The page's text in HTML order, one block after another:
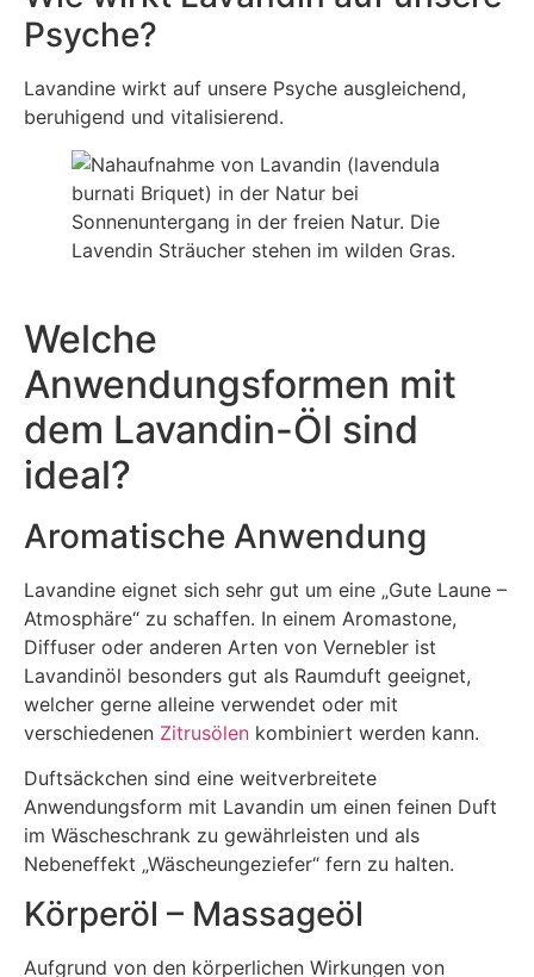
Psyche?
Lavandine wirkt auf unsere Psyche ausgleichend,
beruhigend und vitalisierend.
Welche
Anwendungsformen mit
dem Lavandin-Öl sind
ideal?
Aromatische Anwendung
Lavandine eignet sich sehr gut um eine „Gute Laune –
Atmosphäre“ zu schaffen. In einem Aromastone,
Diffuser oder anderen Arten von Vernebler ist
Lavandinöl besonders gut als Raumduft geeignet,
welcher gerne alleine verwendet oder mit
verschiedenen Zitrusölen kombiniert werden kann.
Duftsäckchen sind eine weitverbreitete
Anwendungsform mit Lavandin um einen feinen Duft
im Wäscheschrank zu gewährleisten und als
Nebeneffekt „Wäscheungeziefer“ fern zu halten.
Körperöl – Massageöl
Aufgrund von den körperlichen Wirkungen von